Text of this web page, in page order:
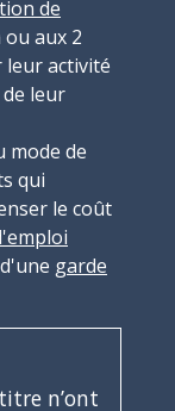
de
aux 2
leur activité
leur
mode de
qui
le coût
garde
n’ont